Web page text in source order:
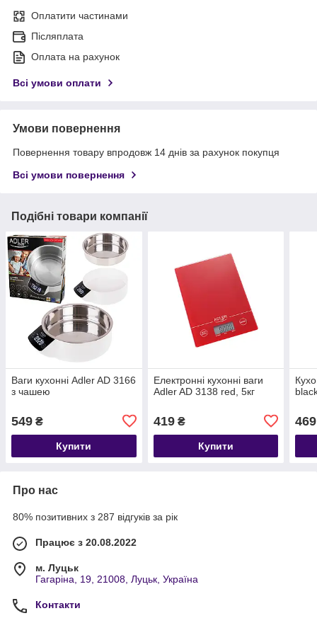
Оплатити частинами
Післяплата
Оплата на рахунок
Всі умови оплати
Умови повернення
Повернення товару впродовж 14 днів за рахунок покупця
Всі умови повернення
Подібні товари компанії
Ваги кухонні Adler AD 3166
з чашею
549 ₴
Купити
Електронні кухонні ваги
Adler AD 3138 red, 5кг
419₴
Купити
469
Про нас
80% позитивних з 287 відгуків за рік
Працює з 20.08.2022
м. Луцьк
Гагаріна, 19, 21008, Луцьк, Україна
Контакти